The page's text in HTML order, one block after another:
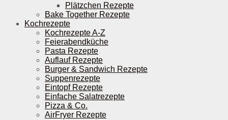
Plätzchen Rezepte
Bake Together Rezepte
Kochrezepte
Kochrezepte A-Z
Feierabendküche
Pasta Rezepte
Auflauf Rezepte
Burger & Sandwich Rezepte
Suppenrezepte
Eintopf Rezepte
Einfache Salatrezepte
Pizza & Co.
AirFryer Rezepte